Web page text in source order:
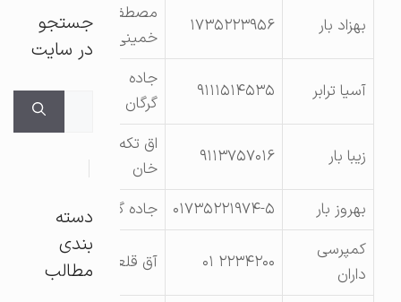
بهزاد بار ۱۷۳۵۲۲۳۹۵۶
مصطفی
خمینی
آسیا ترابر ۹۱۱۱۵۱۴۵۳۵
جاده
گرگان
زیبا بار ۹۱۱۳۷۵۷۰۱۶
اق تکه
بهروز بار
۰۱۷۳۵۲۲۱۹۷۴-۵
جاده گنبد
کمپرسی
داران
۲۲۳۴۲۰۰ ۰۱ آق قلعه
جستجو
در سایت
برای:
دسته
بندی
مطالب